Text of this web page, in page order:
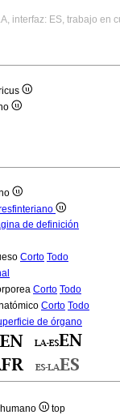
interfaz: ES, trabajo en
de definición
Corto Todo
Corto Todo
Corto Todo
de órgano
top